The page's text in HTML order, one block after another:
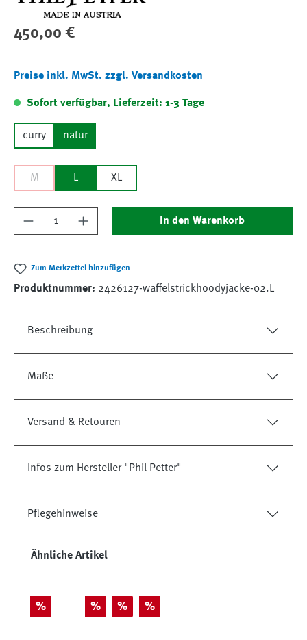
Regulärer Preis:
450,00 €
Preise inkl. MwSt. zzgl. Versandkosten
Sofort verfügbar, Lieferzeit: 1-3 Tage
curry natur
M L XL
Produkt Anzahl: Gib den gewünschten Wert
In den Warenkorb
Zum Merkzettel hinzufügen
Produktnummer: 2426127-waffelstrickhoodyjacke-02.L
Beschreibung
Maße
Versand & Retouren
Infos zum Hersteller "Phil Petter"
Pflegehinweise
Produktgalerie überspringen
Ähnliche Artikel
Rabatt
% Rabatt
% Rabatt
% Rabatt
%